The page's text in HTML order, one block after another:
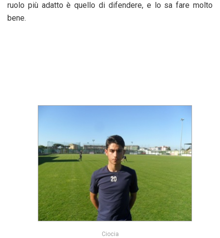
ruolo più adatto è quello di difendere, e lo sa fare molto
bene.
Ciocia